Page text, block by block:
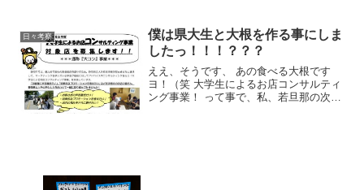
した。次郎長屋さんっぽい...
日々考察
僕は県大生と大根を作る事にしま
したっ！！！？？？
ええ、そうです、 あの食べる大根です
ヨ！（笑 大学生によるお店コンサルティ
ング事業！ って事で、私、若旦那の次郎